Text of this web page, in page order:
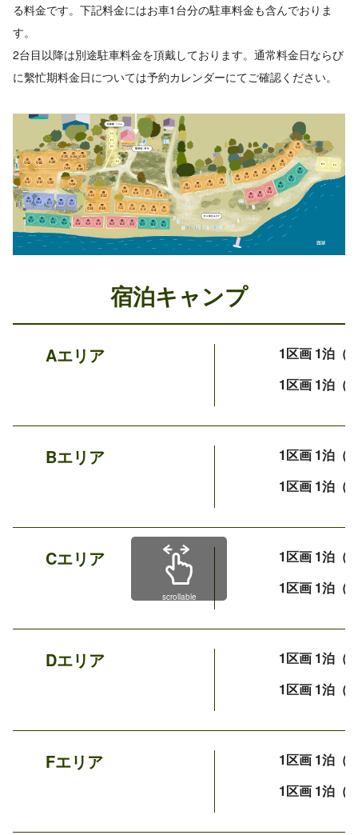
る料金です。下記料金にはお車1台分の駐車料金も含んでおりま
す。
2台目以降は別途駐車料金を頂戴しております。通常料金日ならび
に繫忙期料金日については予約カレンダーにてご確認ください。
宿泊キャンプ
Aエリア
1区画 1泊（
1区画 1泊（
Bエリア
1区画 1泊（
1区画 1泊（
Cエリア
1区画 1泊（
1区画 1泊（
Dエリア
1区画 1泊（
1区画 1泊（
Fエリア
1区画 1泊（
1区画 1泊（
scrollable